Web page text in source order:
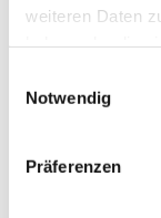
weiteren Daten
Notwendig
Präferenzen